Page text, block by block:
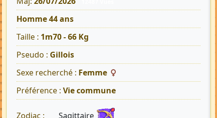
Homme 44 ans
Taille : 1m70 - 66 Kg
Pseudo : Gillois
Sexe recherché : Femme
Préférence : Vie commune
Zodiac : Sagittaire